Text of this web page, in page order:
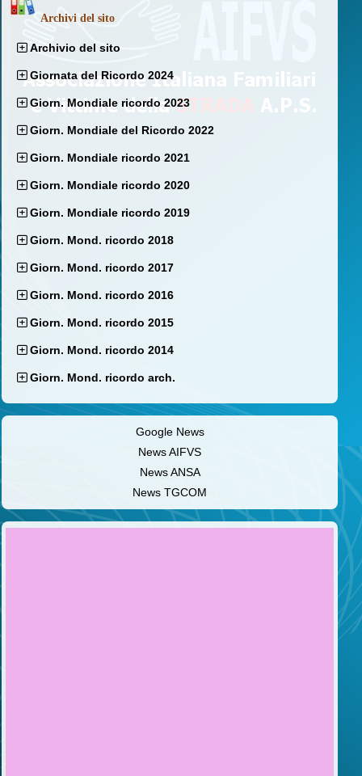
Archivi del sito
Archivio del sito
Giornata del Ricordo 2024
Giorn. Mondiale ricordo 2023
Giorn. Mondiale del Ricordo 2022
Giorn. Mondiale ricordo 2021
Giorn. Mondiale ricordo 2020
Giorn. Mondiale ricordo 2019
Giorn. Mond. ricordo 2018
Giorn. Mond. ricordo 2017
Giorn. Mond. ricordo 2016
Giorn. Mond. ricordo 2015
Giorn. Mond. ricordo 2014
Giorn. Mond. ricordo arch.
Google News
News AIFVS
News ANSA
News TGCOM